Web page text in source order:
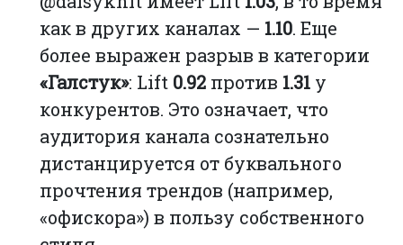
как в других каналах — 1.10. Еще
более выражен разрыв в категории
«Галстук»: Lift 0.92 против 1.31 у
конкурентов. Это означает, что
аудитория канала сознательно
дистанцируется от буквального
прочтения трендов (например,
«офискора») в пользу собственного